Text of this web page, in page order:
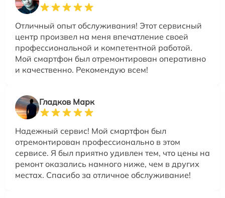
Отличный опыт обслуживания! Этот сервисный
центр произвел на меня впечатление своей
профессиональной и компетентной работой.
Мой смартфон был отремонтирован оперативно
и качественно. Рекомендую всем!
Гладков Марк
Надежный сервис! Мой смартфон был
отремонтирован профессионально в этом
сервисе. Я был приятно удивлен тем, что цены на
ремонт оказались намного ниже, чем в других
местах. Спасибо за отличное обслуживание!